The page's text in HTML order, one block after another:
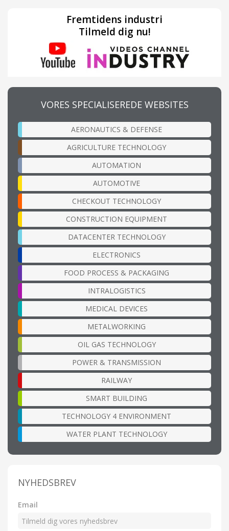
Fremtidens industri
Tilmeld dig nu!
VORES SPECIALISEREDE WEBSITES
AERONAUTICS & DEFENSE
AGRICULTURE TECHNOLOGY
AUTOMATION
AUTOMOTIVE
CHECKOUT TECHNOLOGY
CONSTRUCTION EQUIPMENT
DATACENTER TECHNOLOGY
ELECTRONICS
FOOD PROCESS & PACKAGING
INTRALOGISTICS
MEDICAL DEVICES
METALWORKING
OIL GAS TECHNOLOGY
POWER & TRANSMISSION
RAILWAY
SMART BUILDING
TECHNOLOGY 4 ENVIRONMENT
WATER PLANT TECHNOLOGY
NYHEDSBREV
Email